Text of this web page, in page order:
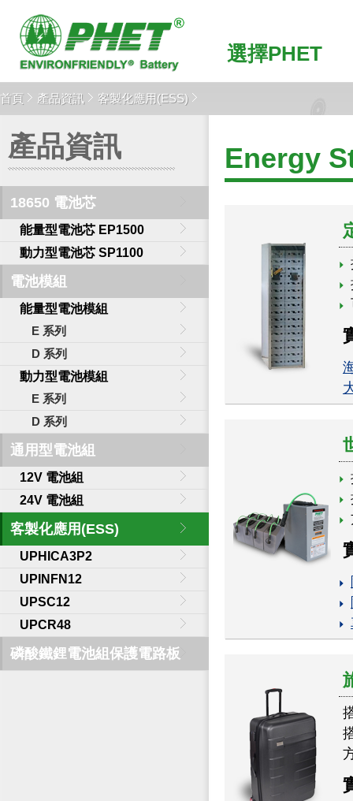
選擇PHET
首頁 產品資訊 客製化應用(ESS)
產品資訊
18650 電池芯
能量型電池芯 EP1500
動力型電池芯 SP1100
電池模組
能量型電池模組
E 系列
D 系列
動力型電池模組
E 系列
D 系列
通用型電池組
12V 電池組
24V 電池組
客製化應用(ESS)
UPHICA3P2
UPINFN12
UPSC12
UPCR48
磷酸鐵鋰電池組保護電路板
Energy